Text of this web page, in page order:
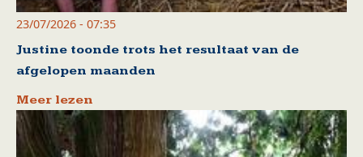
23/07/2026 - 07:35
Justine toonde trots het resultaat van de
afgelopen maanden
Meer lezen